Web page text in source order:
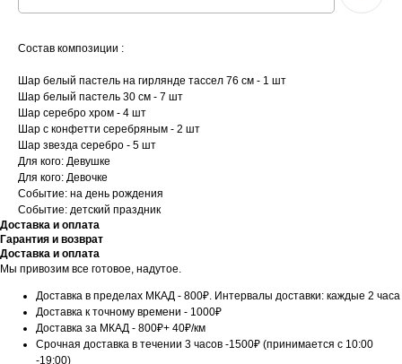
Состав композиции :
Шар белый пастель на гирлянде тассел 76 см - 1 шт
Шар белый пастель 30 см - 7 шт
Шар серебро хром - 4 шт
Шар с конфетти серебряным - 2 шт
Шар звезда серебро - 5 шт
Для кого: Девушке
Для кого: Девочке
Событие: на день рождения
Событие: детский праздник
Доставка и оплата
Гарантия и возврат
Доставка и оплата
Мы привозим все готовое, надутое.
Доставка в пределах МКАД - 800₽. Интервалы доставки: каждые 2 часа
Доставка к точному времени - 1000₽
Доставка за МКАД - 800₽+ 40₽/км
Срочная доставка в течении 3 часов -1500₽ (принимается с 10:00
-19:00)